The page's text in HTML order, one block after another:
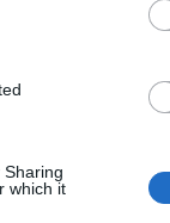
which it